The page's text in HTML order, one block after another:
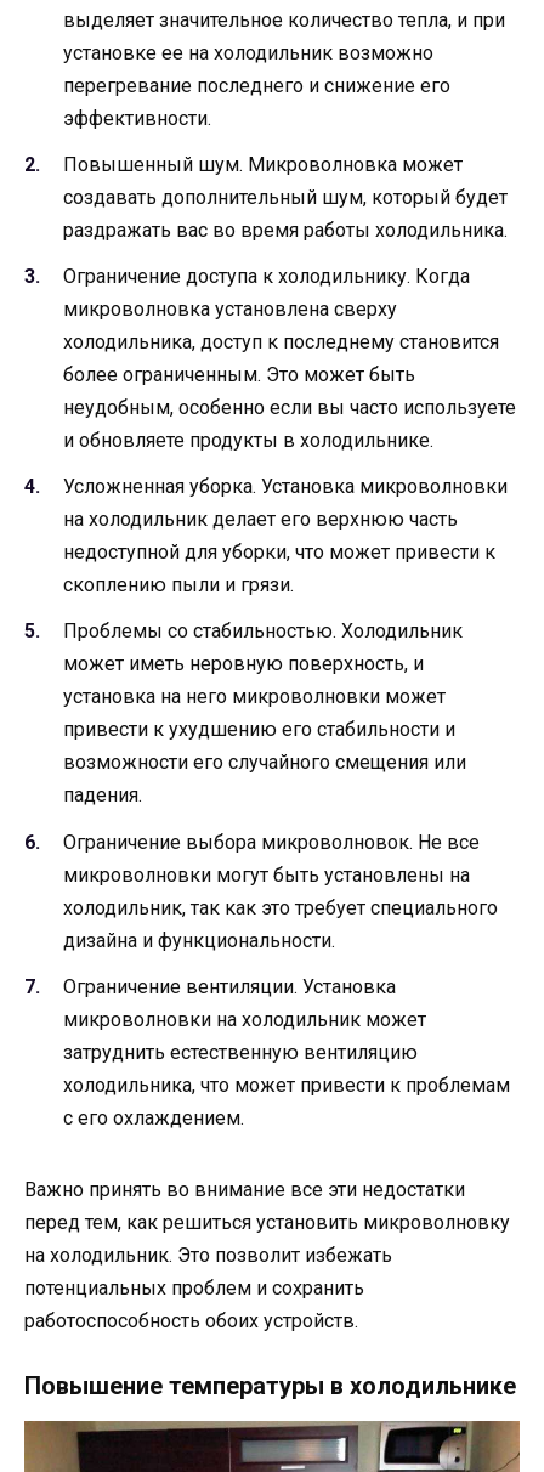
выделяет значительное количество тепла, и при
установке ее на холодильник возможно
перегревание последнего и снижение его
эффективности.
Повышенный шум. Микроволновка может
создавать дополнительный шум, который будет
раздражать вас во время работы холодильника.
Ограничение доступа к холодильнику. Когда
микроволновка установлена сверху
холодильника, доступ к последнему становится
более ограниченным. Это может быть
неудобным, особенно если вы часто используете
и обновляете продукты в холодильнике.
Усложненная уборка. Установка микроволновки
на холодильник делает его верхнюю часть
недоступной для уборки, что может привести к
скоплению пыли и грязи.
Проблемы со стабильностью. Холодильник
может иметь неровную поверхность, и
установка на него микроволновки может
привести к ухудшению его стабильности и
возможности его случайного смещения или
падения.
Ограничение выбора микроволновок. Не все
микроволновки могут быть установлены на
холодильник, так как это требует специального
дизайна и функциональности.
Ограничение вентиляции. Установка
микроволновки на холодильник может
затруднить естественную вентиляцию
холодильника, что может привести к проблемам
с его охлаждением.
Важно принять во внимание все эти недостатки
перед тем, как решиться установить микроволновку
на холодильник. Это позволит избежать
потенциальных проблем и сохранить
работоспособность обоих устройств.
Повышение температуры в холодильнике